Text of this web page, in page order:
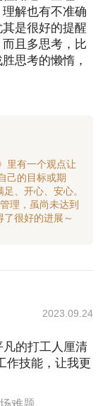
解也有不准确
是很好的提醒
且多思考，比
思考的懒惰，
里有一个观点让
己的目标或期
、开心、安心。
理，虽尚未达到
了很好的进展～
2023.09.24
凡的打工人厘清
作技能，让我更